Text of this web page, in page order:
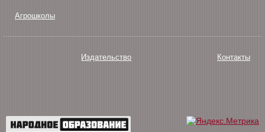
Агрошколы
Издательство Контакты